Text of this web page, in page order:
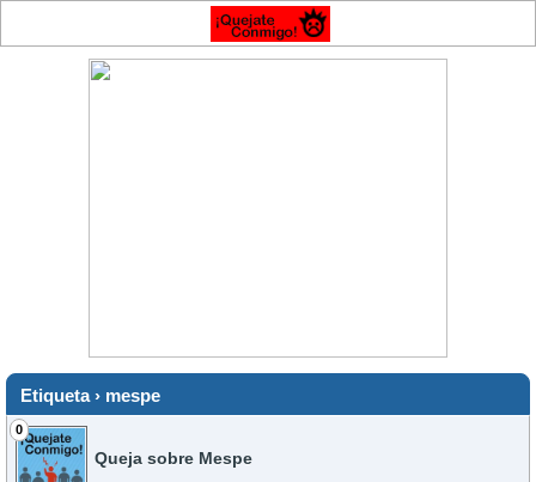
Etiqueta › mespe
0
Queja sobre Mespe